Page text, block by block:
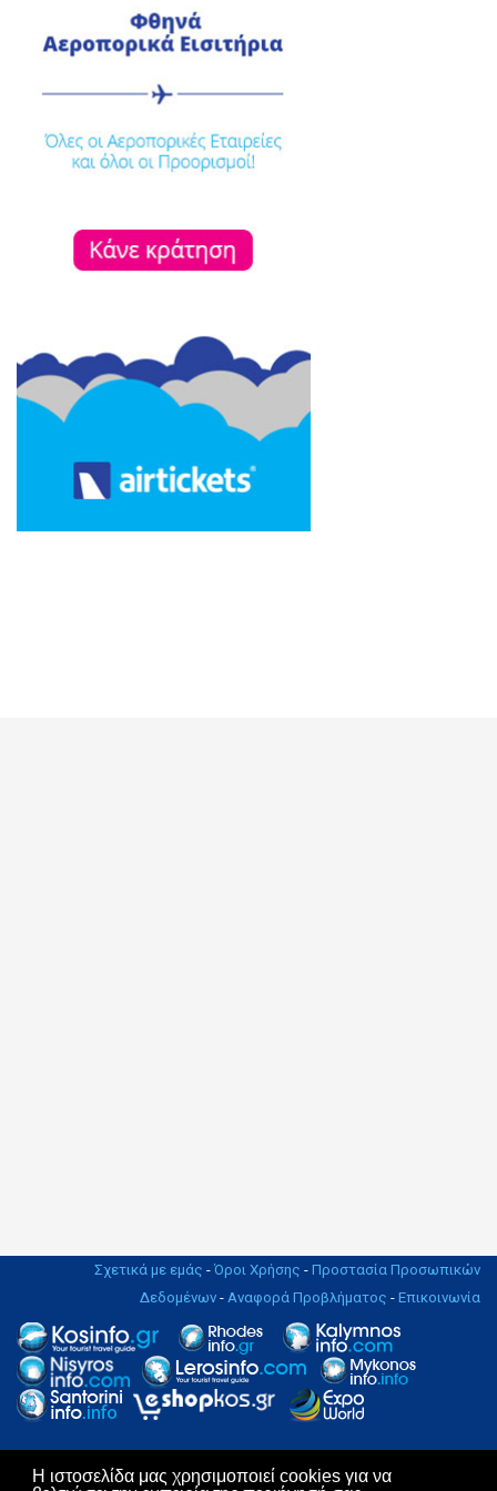
Η ιστοσελίδα μας χρησιμοποιεί cookies για να
Σχετικά με εμάς - Όροι Χρήσης - Προστασία Προσωπικών
Δεδομένων - Αναφορά Προβλήματος - Επικοινωνία
Copyright © 2004 - 2019. All rights Reserved. | Design & Hosting by